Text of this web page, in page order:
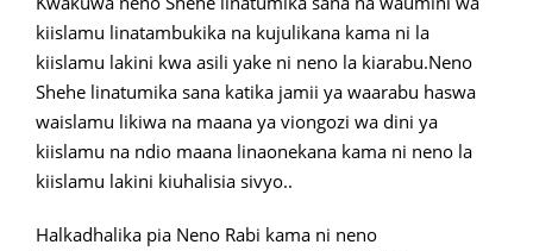
kiislamu linatambukika na kujulikana kama ni la
kiislamu lakini kwa asili yake ni neno la kiarabu.Neno
Shehe linatumika sana katika jamii ya waarabu haswa
waislamu likiwa na maana ya viongozi wa dini ya
kiislamu na ndio maana linaonekana kama ni neno la
kiislamu lakini kiuhalisia sivyo..
Halkadhalika pia Neno Rabi kama ni neno